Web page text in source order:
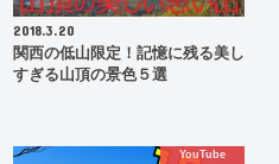
2018.3.20
関西の低山限定！記憶に残る美し
すぎる山頂の景色５選
YouTube